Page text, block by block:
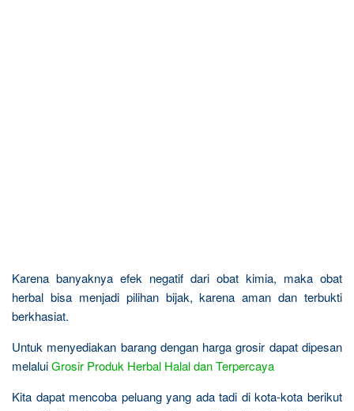
Karena banyaknya efek negatif dari obat kimia, maka obat
herbal bisa menjadi pilihan bijak, karena aman dan terbukti
berkhasiat.
Untuk menyediakan barang dengan harga grosir dapat dipesan
melaluiGrosir Produk Herbal Halal dan Terpercaya
Kita dapat mencoba peluang yang ada tadi di kota-kota berikut